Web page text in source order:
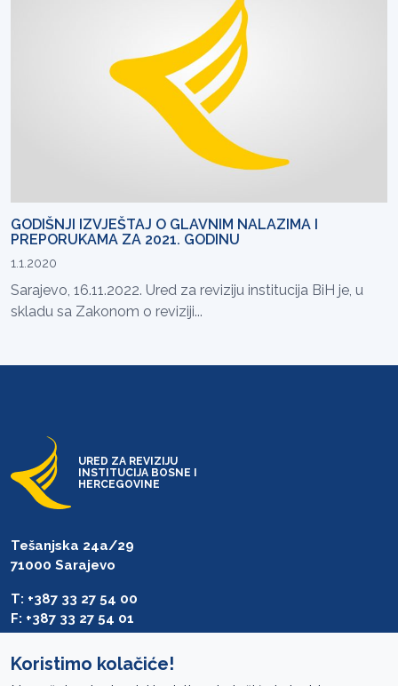
GODIŠNJI IZVJEŠTAJ O GLAVNIM NALAZIMA I
PREPORUKAMA ZA 2021. GODINU
1.1.2020
Sarajevo, 16.11.2022. Ured za reviziju institucija BiH je, u
skladu sa Zakonom o reviziji...
URED ZA REVIZIJU
INSTITUCIJA BOSNE I
HERCEGOVINE
Tešanjska 24a/29
71000 Sarajevo
T: +387 33 27 54 00
F: +387 33 27 54 01
Koristimo kolačiće!